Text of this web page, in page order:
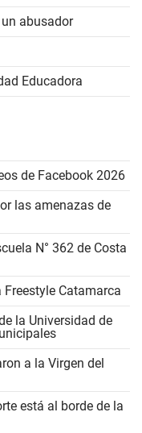
abusador
Educadora
de Facebook 2026
las amenazas de
N° 362 de Costa
Catamarca
la Universidad de
a la Virgen del
está al borde de la